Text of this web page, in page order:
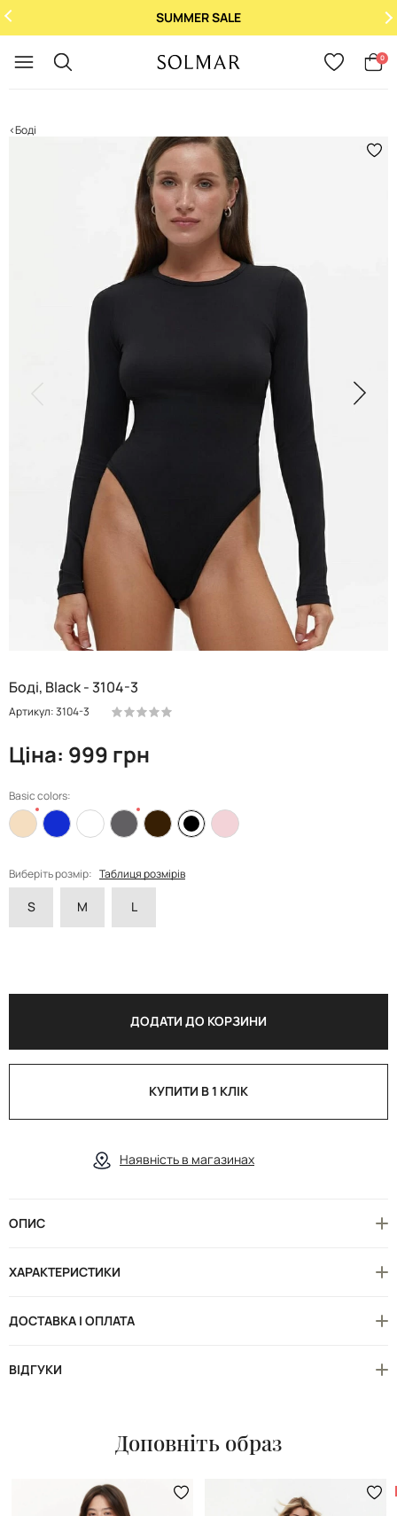
SUMMER SALE
0
Боді
Боді, Black - 3104-3
Артикул: 3104-3
Ціна: 999 грн
Basic colors:
Виберіть розмір: Таблиця розмірів
S M L
ДОДАТИ ДО КОРЗИНИ
КУПИТИ В 1 КЛІК
Наявність в магазинах
ОПИС
ХАРАКТЕРИСТИКИ
ДОСТАВКА І ОПЛАТА
ВІДГУКИ
Доповніть образ